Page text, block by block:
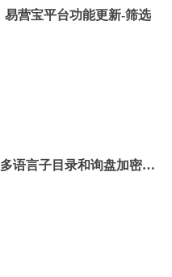
易营宝平台功能更新-筛选
多语言子目录和询盘加密功